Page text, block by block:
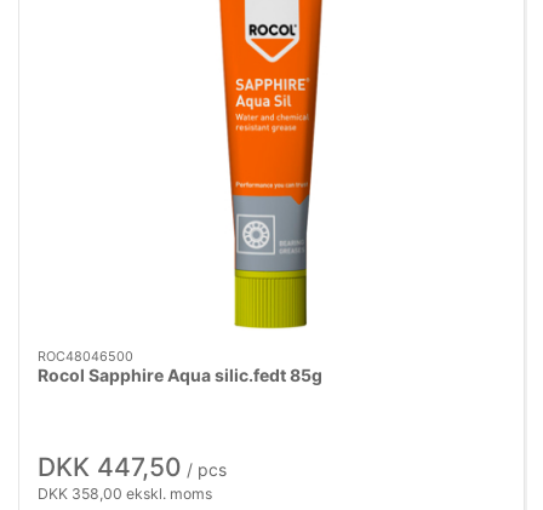
ROC48046500
Rocol Sapphire Aqua silic.fedt 85g
DKK 447,50 / pcs
DKK 358,00 ekskl. moms